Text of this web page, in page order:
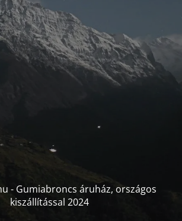
- Gumiabroncs áruház, országos
kiszállítással 2024